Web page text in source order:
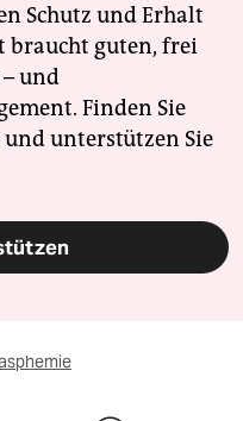
Schutz und Erhalt
braucht guten, frei
und
Finden Sie
und unterstützen Sie